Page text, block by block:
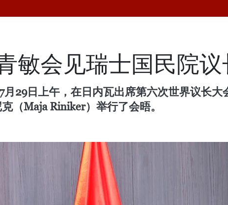
敏会见瑞士国民院议
29日上午，在日内瓦出席第六次世界议长
（Maja Riniker）举行了会晤。